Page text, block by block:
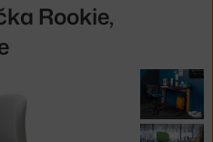
Rookie,